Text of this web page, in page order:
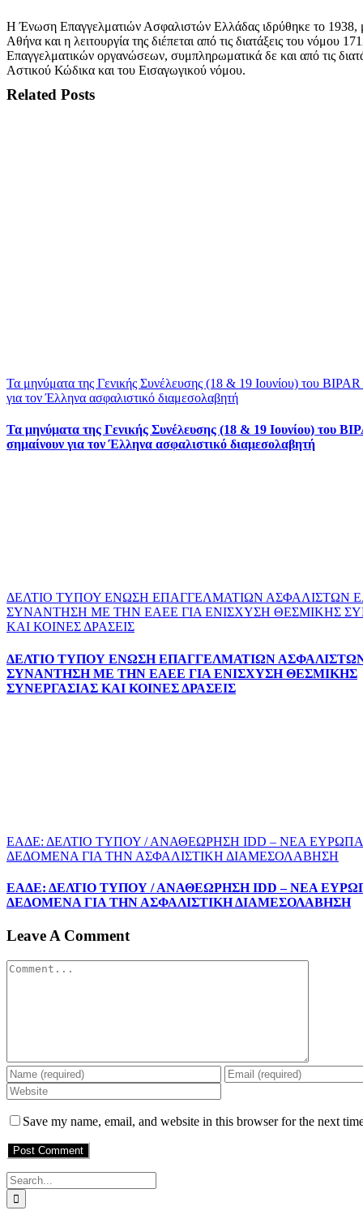
Η Ένωση Επαγγελματιών Ασφαλιστών Ελλάδας ιδρύθηκε το 1938,
Αθήνα και η λειτουργία της διέπεται από τις διατάξεις του νόμου
Επαγγελματικών οργανώσεων, συμπληρωματικά δε και από τις
Αστικού Κώδικα και του Εισαγωγικού νόμου.
Related Posts
Τα μηνύματα της Γενικής Συνέλευσης (18 & 19 Ιουνίου) του BIPAR
για τον Έλληνα ασφαλιστικό διαμεσολαβητή
Τα μηνύματα της Γενικής Συνέλευσης (18 & 19 Ιουνίου) του
σημαίνουν για τον Έλληνα ασφαλιστικό διαμεσολαβητή
ΔΕΛΤΙΟ ΤΥΠΟΥ ΕΝΩΣΗ ΕΠΑΓΓΕΛΜΑΤΙΩΝ ΑΣΦΑΛΙΣΤΩΝ
ΣΥΝΑΝΤΗΣΗ ΜΕ ΤΗΝ ΕΑΕΕ ΓΙΑ ΕΝΙΣΧΥΣΗ ΘΕΣΜΙΚΗΣ
ΚΑΙ ΚΟΙΝΕΣ ΔΡΑΣΕΙΣ
ΔΕΛΤΙΟ ΤΥΠΟΥ ΕΝΩΣΗ ΕΠΑΓΓΕΛΜΑΤΙΩΝ
ΣΥΝΑΝΤΗΣΗ ΜΕ ΤΗΝ ΕΑΕΕ ΓΙΑ ΕΝΙΣΧΥΣΗ ΘΕΣΜΙΚΗΣ
ΣΥΝΕΡΓΑΣΙΑΣ ΚΑΙ ΚΟΙΝΕΣ ΔΡΑΣΕΙΣ
EΑΔΕ: ΔΕΛΤΙΟ ΤΥΠΟΥ / ΑΝΑΘΕΩΡΗΣΗ IDD – ΝΕΑ
ΔΕΔΟΜΕΝΑ ΓΙΑ ΤΗΝ ΑΣΦΑΛΙΣΤΙΚΗ ΔΙΑΜΕΣΟΛΑΒΗΣΗ
EΑΔΕ: ΔΕΛΤΙΟ ΤΥΠΟΥ / ΑΝΑΘΕΩΡΗΣΗ IDD – ΝΕΑ
ΔΕΔΟΜΕΝΑ ΓΙΑ ΤΗΝ ΑΣΦΑΛΙΣΤΙΚΗ ΔΙΑΜΕΣΟΛΑΒΗΣΗ
Leave A Comment
Comment
Save my name, email, and website in this browser for the next
Search
for: